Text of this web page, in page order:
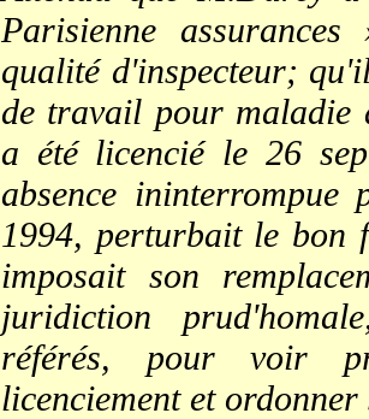
Parisienne
qualité d'inspecteur;
de travail pour maladie
a été licencié le 26
absence
1994, perturbait le bon
imposait son
juridiction
référés, pour voir
licenciement et